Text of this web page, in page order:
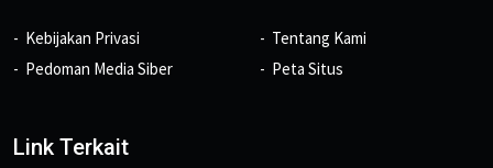
Kebijakan Privasi
Pedoman Media Siber
Tentang Kami
Peta Situs
Link Terkait